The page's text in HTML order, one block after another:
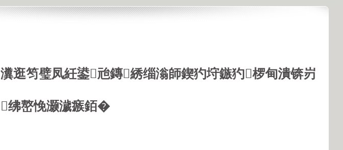
瀵逛笉璧凤紝鍙兘鏄綉缁滃師鍥犳垨鏃犳椤甸潰锛岃
绋嶅悗灏濊瘯銆�